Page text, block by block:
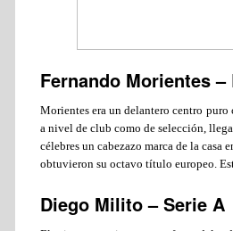
Fernando Morientes
Morientes era un delantero centro
a nivel de club como de selección,
célebres un cabezazo marca de la
obtuvieron su octavo título europeo.
Diego Milito – Serie A